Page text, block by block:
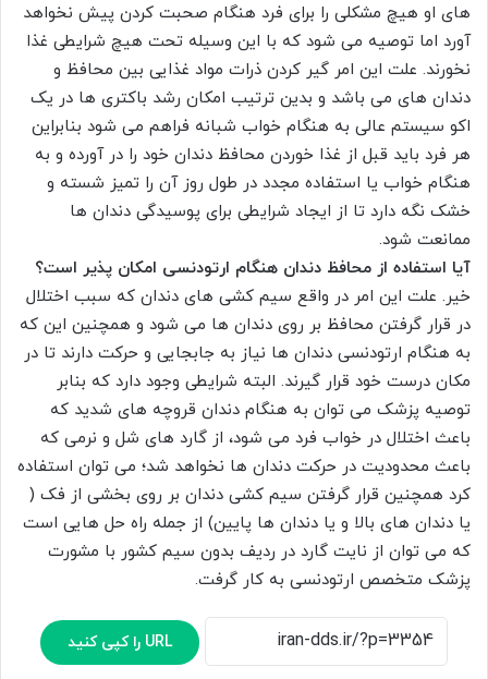
های او هیچ مشکلی را برای فرد هنگام صحبت کردن پیش نخواهد
آورد اما توصیه می شود که با این وسیله تحت هیچ شرایطی غذا
نخورند. علت این امر گیر کردن ذرات مواد غذایی بین محافظ و
دندان های می باشد و بدین ترتیب امکان رشد باکتری ها در یک
اکو سیستم عالی به هنگام خواب شبانه فراهم می شود بنابراین
هر فرد باید قبل از غذا خوردن محافظ دندان خود را در آورده و به
هنگام خواب یا استفاده مجدد در طول روز آن را تمیز شسته و
خشک نگه دارد تا از ایجاد شرایطی برای پوسیدگی دندان ها
ممانعت شود.
آیا استفاده از محافظ دندان هنگام ارتودنسی امکان پذیر است؟
خیر. علت این امر در واقع سیم کشی های دندان که سبب اختلال
در قرار گرفتن محافظ بر روی دندان ها می شود و همچنین این که
به هنگام ارتودنسی دندان ها نیاز به جابجایی و حرکت دارند تا در
مکان درست خود قرار گیرند. البته شرایطی وجود دارد که بنابر
توصیه پزشک می توان به هنگام دندان قروچه های شدید که
باعث اختلال در خواب فرد می شود، از گارد های شل و نرمی که
باعث محدودیت در حرکت دندان ها نخواهد شد؛ می توان استفاده
کرد همچنین قرار گرفتن سیم کشی دندان بر روی بخشی از فک (
یا دندان های بالا و یا دندان ها پایین) از جمله راه حل هایی است
که می توان از نایت گارد در ردیف بدون سیم کشور با مشورت
پزشک متخصص ارتودنسی به کار گرفت.
URL را کپی کنید